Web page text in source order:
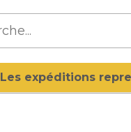
Les expéditions